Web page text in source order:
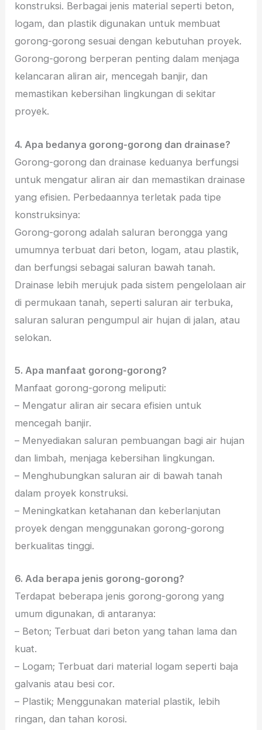
konstruksi. Berbagai jenis material seperti beton,
logam, dan plastik digunakan untuk membuat
gorong-gorong sesuai dengan kebutuhan proyek.
Gorong-gorong berperan penting dalam menjaga
kelancaran aliran air, mencegah banjir, dan
memastikan kebersihan lingkungan di sekitar
proyek.
4. Apa bedanya gorong-gorong dan drainase?
Gorong-gorong dan drainase keduanya berfungsi
untuk mengatur aliran air dan memastikan drainase
yang efisien. Perbedaannya terletak pada tipe
konstruksinya:
Gorong-gorong adalah saluran berongga yang
umumnya terbuat dari beton, logam, atau plastik,
dan berfungsi sebagai saluran bawah tanah.
Drainase lebih merujuk pada sistem pengelolaan air
di permukaan tanah, seperti saluran air terbuka,
saluran saluran pengumpul air hujan di jalan, atau
selokan.
5. Apa manfaat gorong-gorong?
Manfaat gorong-gorong meliputi:
– Mengatur aliran air secara efisien untuk
mencegah banjir.
– Menyediakan saluran pembuangan bagi air hujan
dan limbah, menjaga kebersihan lingkungan.
– Menghubungkan saluran air di bawah tanah
dalam proyek konstruksi.
– Meningkatkan ketahanan dan keberlanjutan
proyek dengan menggunakan gorong-gorong
berkualitas tinggi.
6. Ada berapa jenis gorong-gorong?
Terdapat beberapa jenis gorong-gorong yang
umum digunakan, di antaranya:
– Beton; Terbuat dari beton yang tahan lama dan
kuat.
– Logam; Terbuat dari material logam seperti baja
galvanis atau besi cor.
– Plastik; Menggunakan material plastik, lebih
ringan, dan tahan korosi.